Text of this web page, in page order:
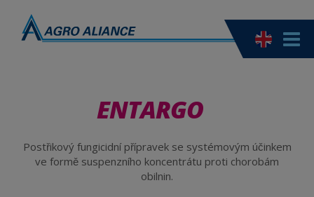
ENTARGO
Postřikový fungicidní přípravek se systémovým účinkem
ve formě suspenzního koncentrátu proti chorobám
obilnin.